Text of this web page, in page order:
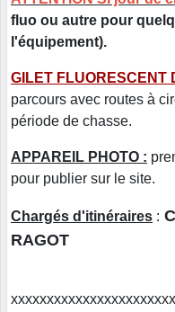
fluo ou autre pour
l'équipement).
GILET FLUORESCENT
parcours avec routes à
période de chasse.
APPAREIL PHOTO :
pour publier sur le site.
Chargés d'itinéraires :
RAGOT